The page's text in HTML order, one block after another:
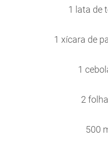
1 lata de
1 xícara de
1
2
500